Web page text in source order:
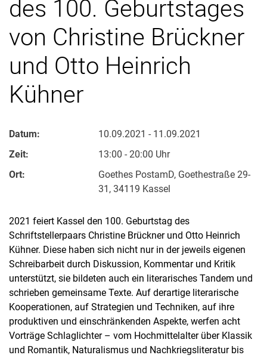
des 100. Geburtstages
von Christine Brückner
und Otto Heinrich
Kühner
Datum:
10.09.2021 - 11.09.2021
Zeit:
13:00 - 20:00 Uhr
Ort:
Goethes PostamD, Goethestraße 29-
31, 34119 Kassel
2021 feiert Kassel den 100. Geburtstag des
Schriftstellerpaars Christine Brückner und Otto Heinrich
Kühner. Diese haben sich nicht nur in der jeweils eigenen
Schreibarbeit durch Diskussion, Kommentar und Kritik
unterstützt, sie bildeten auch ein literarisches Tandem und
schrieben gemeinsame Texte. Auf derartige literarische
Kooperationen, auf Strategien und Techniken, auf ihre
produktiven und einschränkenden Aspekte, werfen acht
Vorträge Schlaglichter – vom Hochmittelalter über Klassik
und Romantik, Naturalismus und Nachkriegsliteratur bis